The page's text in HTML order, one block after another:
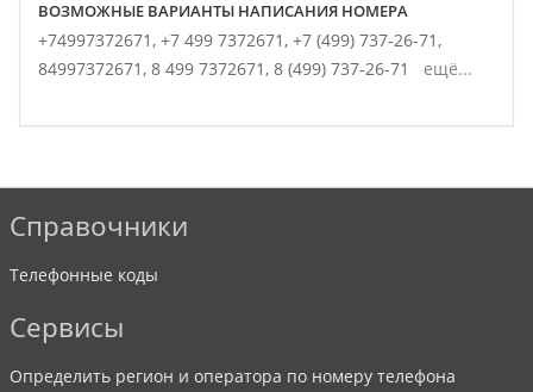
ВОЗМОЖНЫЕ ВАРИАНТЫ НАПИСАНИЯ НОМЕРА
+74997372671, +7 499 7372671, +7 (499) 737-26-71,
84997372671, 8 499 7372671, 8 (499) 737-26-71 ещё...
Справочники
Телефонные коды
Сервисы
Определить регион и оператора по номеру телефона